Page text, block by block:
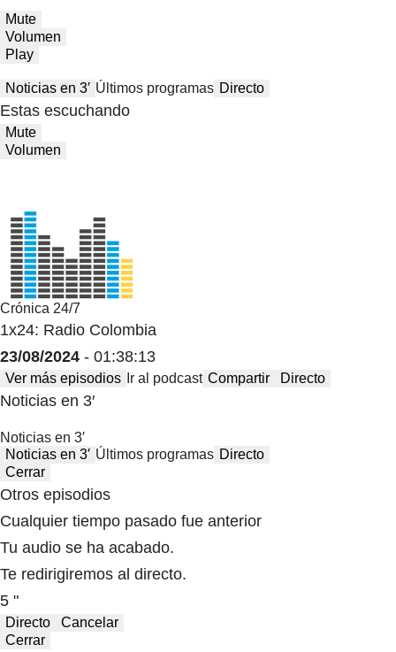
Mute
Volumen
Play
Noticias en 3′ Últimos programas Directo
Estas escuchando
Mute
Volumen
Crónica 24/7
1x24: Radio Colombia
23/08/2024 - 01:38:13
Ver más episodios Ir al podcast Compartir Directo
Noticias en 3′
Noticias en 3′
Noticias en 3′ Últimos programas Directo
Cerrar
Otros episodios
Cualquier tiempo pasado fue anterior
Tu audio se ha acabado.
Te redirigiremos al directo.
5 "
Directo
Cancelar
Cerrar